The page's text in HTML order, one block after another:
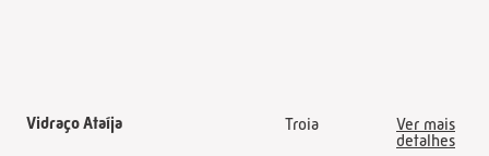
Vidraço Ataíja Troia
Ver mais
detalhes